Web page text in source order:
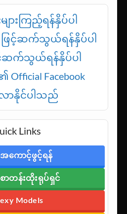
ျားကြည့်ရန်နှိပ်ပါ
ဖြင့်ဆက်သွယ်ရန်နှိပ်ပါ
င့်ဆက်သွယ်ရန်နှိပ်ပါ
Facebook
နိုင်ပါသည်
Links
အကောင့်ဖွင့်ရန်
စာတန်းထိုးရုပ်ရှင်
Models